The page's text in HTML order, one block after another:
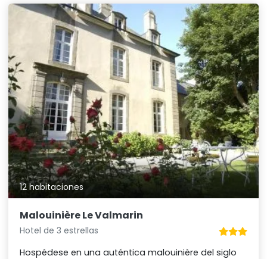
12 habitaciones
Malouinière Le Valmarin
Hotel de 3 estrellas
Hospédese en una auténtica malouinière del siglo